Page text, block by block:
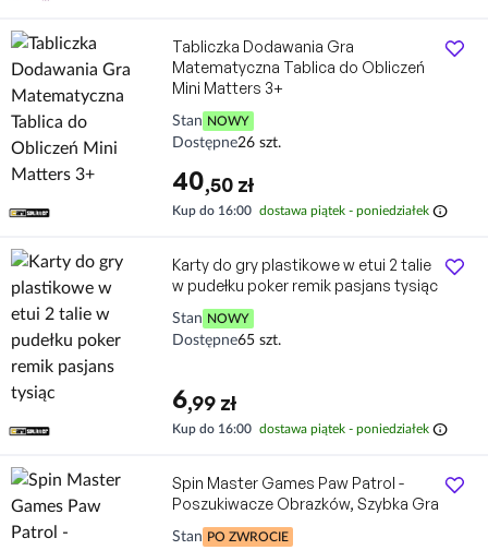
Tabliczka Dodawania Gra
Matematyczna Tablica do Obliczeń
Mini Matters 3+
Stan NOWY
Dostępne26 szt.
40,50 zł
Kup do 16:00 dostawa piątek - poniedziałek info
Karty do gry plastikowe w etui 2 talie
w pudełku poker remik pasjans tysiąc
Stan NOWY
Dostępne65 szt.
6,99 zł
Kup do 16:00 dostawa piątek - poniedziałek info
Spin Master Games Paw Patrol -
Poszukiwacze Obrazków, Szybka Gra
Stan PO ZWROCIE